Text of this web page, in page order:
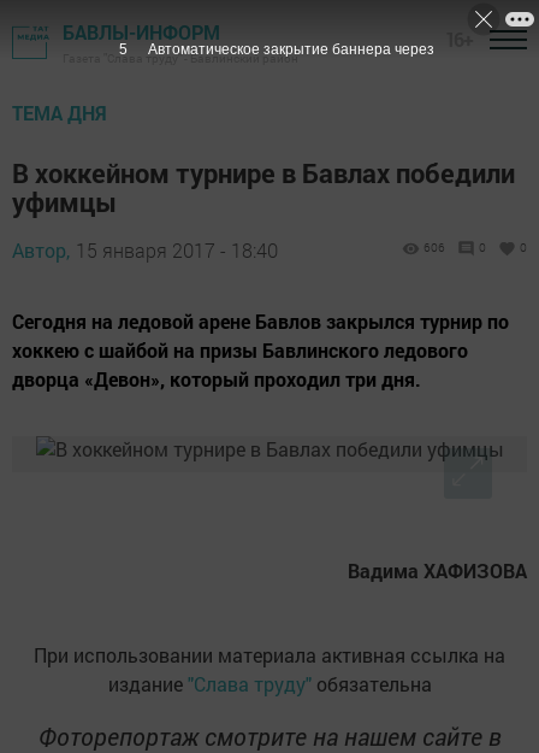
БАВЛЫ-ИНФОРМ
Газета "Слава труду" - Бавлинский район
ТЕМА ДНЯ
В хоккейном турнире в Бавлах победили
уфимцы
Автор, 15 января 2017 - 18:40 606 0 0
Сегодня на ледовой арене Бавлов закрылся турнир по
хоккею с шайбой на призы Бавлинского ледового
дворца «Девон», который проходил три дня.
Вадима ХАФИЗОВА
При использовании материала активная ссылка на
издание "Слава труду"обязательна
Фоторепортаж смотрите на нашем сайте в
4 Автоматическое закрытие баннера через